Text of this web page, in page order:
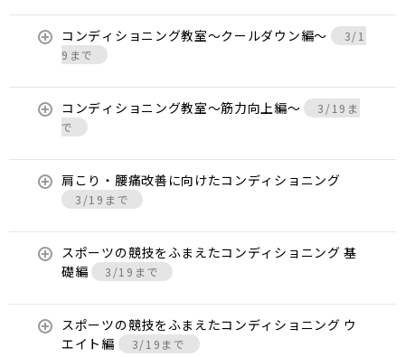
コンディショニング教室〜クールダウン編〜
3/1
9まで
コンディショニング教室〜筋力向上編〜
3/19ま
で
肩こり・腰痛改善に向けたコンディショニング
3/19まで
スポーツの競技をふまえたコンディショニング 基
礎編
3/19まで
スポーツの競技をふまえたコンディショニング ウ
エイト編
3/19まで